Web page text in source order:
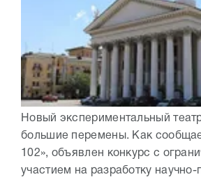
Новый экспериментальный
большие перемены. Как
102», объявлен конкурс с
участием на разработку научно-